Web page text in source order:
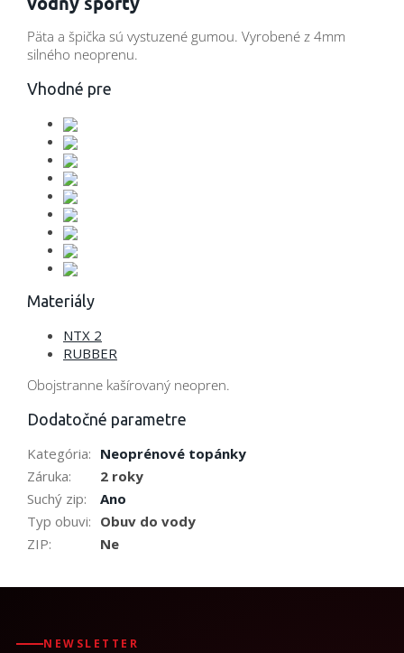
Päta a špička sú vystuzené gumou. Vyrobené z 4mm
silného neoprenu.
Vhodné pre
Materiály
NTX 2
RUBBER
Obojstranne kašírovaný neopren.
Dodatočné parametre
Kategória: Neoprénové topánky
Záruka:
2 roky
Suchý zip:
Ano
Typ obuvi: Obuv do vody
ZIP: Ne
NEWSLETTER